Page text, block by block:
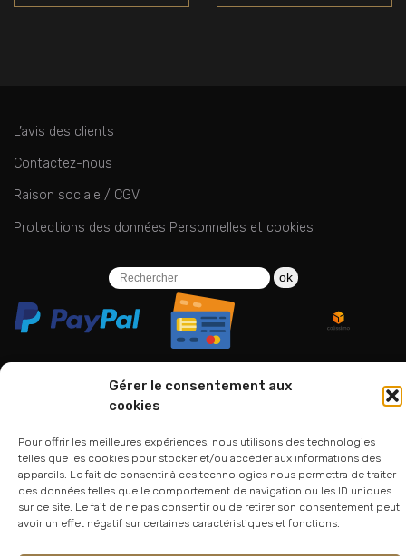
Gérer le consentement aux
cookies
Pour offrir les meilleures expériences, nous utilisons des technologies
telles que les cookies pour stocker et/ou accéder aux informations des
appareils. Le fait de consentir à ces technologies nous permettra de traiter
des données telles que le comportement de navigation ou les ID uniques
sur ce site. Le fait de ne pas consentir ou de retirer son consentement peut
avoir un effet négatif sur certaines caractéristiques et fonctions.
L’avis des clients
Contactez-nous
Raison sociale / CGV
Protections des données Personnelles et cookies
ok
01 75 33 00 85